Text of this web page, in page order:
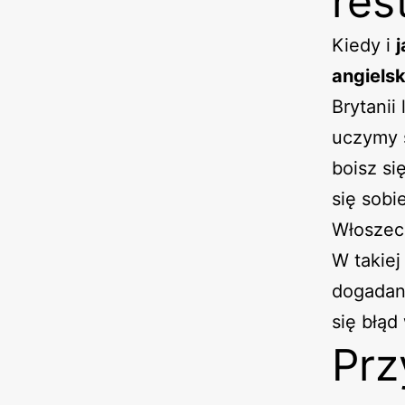
Kiedy i
Brytanii
uczymy
boisz
się
W
się